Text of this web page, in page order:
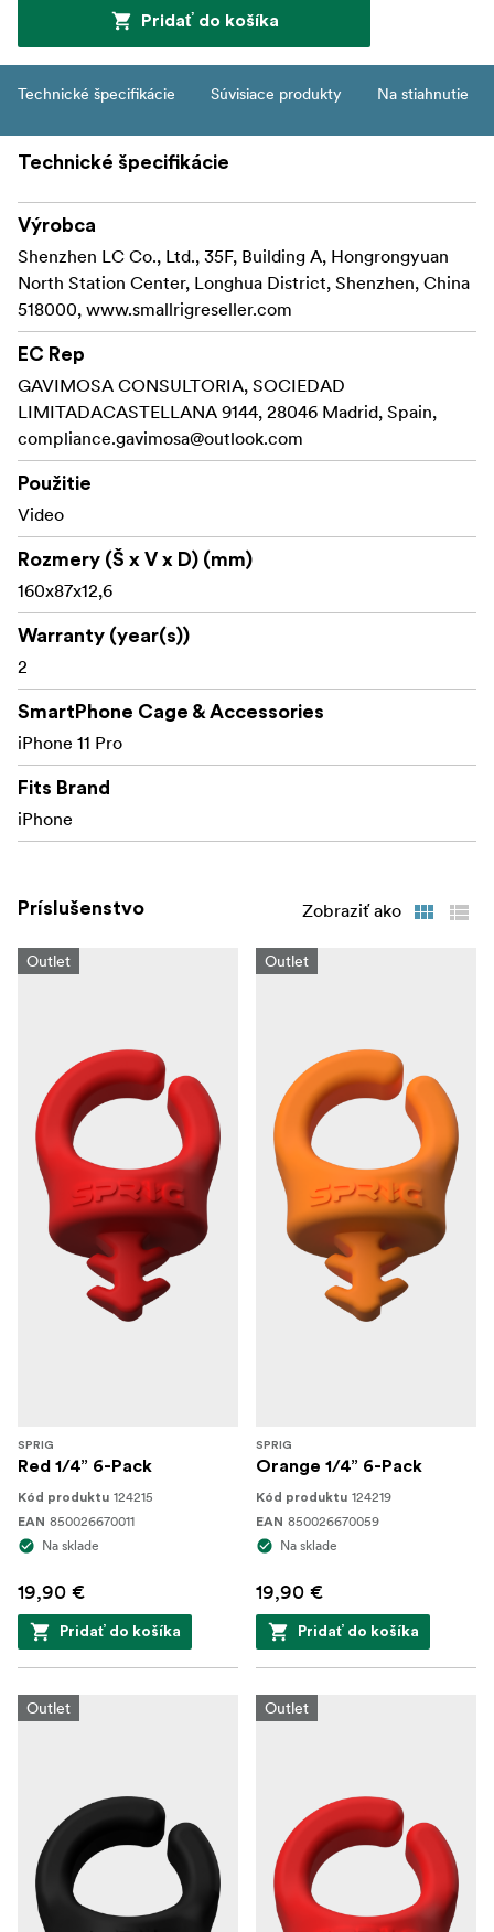
Pridať do košíka
Technické špecifikácie Súvisiace produkty Na stiahnutie
Technické špecifikácie
Výrobca
Shenzhen LC Co., Ltd., 35F, Building A, Hongrongyuan
North Station Center, Longhua District, Shenzhen, China
518000, www.smallrigreseller.com
EC Rep
GAVIMOSA CONSULTORIA, SOCIEDAD
LIMITADACASTELLANA 9144, 28046 Madrid, Spain,
compliance.gavimosa@outlook.com
Použitie
Video
Rozmery (Š x V x D) (mm)
160x87x12,6
Warranty (year(s))
2
SmartPhone Cage & Accessories
iPhone 11 Pro
Fits Brand
iPhone
Príslušenstvo Zobraziť ako
Outlet
SPRIG
Red 1/4” 6-Pack
Kód produktu 124215
EAN 850026670011
Na sklade
19,90 €
Pridať do košíka
Outlet
SPRIG
Orange 1/4” 6-Pack
Kód produktu 124219
EAN 850026670059
Na sklade
19,90 €
Pridať do košíka
Outlet Outlet